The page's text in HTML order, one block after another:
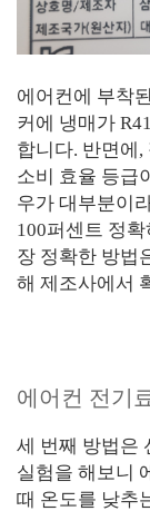
에어컨에 부착
커에 냉매가
합니다. 반면에
소비 효율 등급
우가 대부분이
100퍼센트 정
장 정확한 방법
해 제조사에서
에어컨 전기
세 번째 방법은
실험을 해보니
때 온도를 낮추